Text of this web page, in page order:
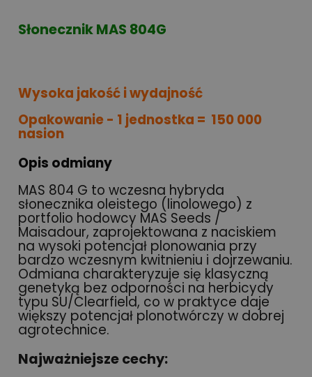
Słonecznik MAS 804G
Wysoka jakość i wydajność
Opakowanie - 1 jednostka = 150 000
nasion
Opis odmiany
MAS 804 G to wczesna hybryda
słonecznika oleistego (linolowego) z
portfolio hodowcy MAS Seeds /
Maisadour, zaprojektowana z naciskiem
na wysoki potencjał plonowania przy
bardzo wczesnym kwitnieniu i dojrzewaniu.
Odmiana charakteryzuje się klasyczną
genetyką bez odporności na herbicydy
typu SU/Clearfield, co w praktyce daje
większy potencjał plonotwórczy w dobrej
agrotechnice.
Najważniejsze cechy: